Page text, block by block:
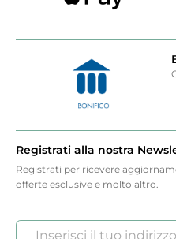
Registrati alla nostra
Registrati per ricevere
offerte esclusive e molto altro.